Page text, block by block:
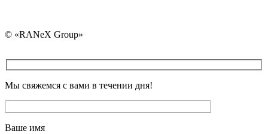
© «RANeX Group»
Мы свяжемся с вами в течении дня!
Ваше имя